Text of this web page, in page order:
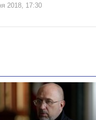
2018, 17:30